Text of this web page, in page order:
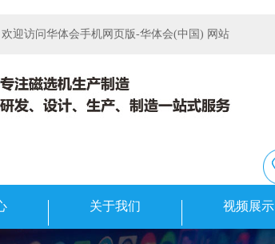
迎访问华体会手机网页版-华体会(中国) 网站
关于我们 视频展示